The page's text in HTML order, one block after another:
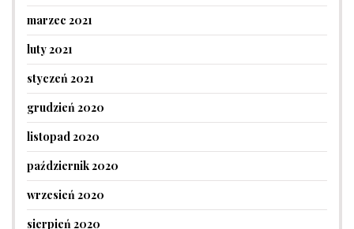
marzec 2021
luty 2021
styczeń 2021
grudzień 2020
listopad 2020
październik 2020
wrzesień 2020
sierpień 2020